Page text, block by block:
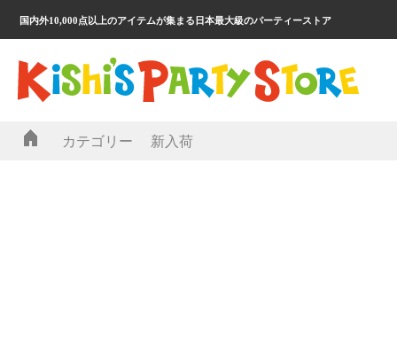
国内外10,000点以上のアイテムが集まる日本最大級のパーティーストア
カテゴリー 新入荷